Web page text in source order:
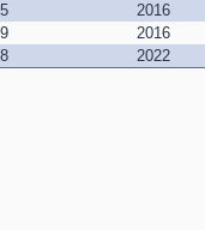
5
2016
9
2016
8 2022